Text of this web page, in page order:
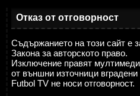
Отказ от отговорност
Съдържанието на този сайт е
Закона за авторското право.
Изключение правят
от външни източници вградени
Futbol TV не носи отговорност.